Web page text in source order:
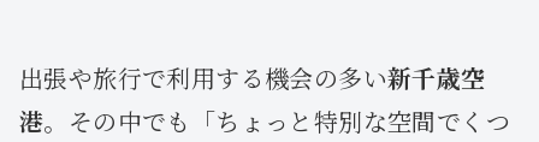
出張や旅行で利用する機会の多い新千歳空
港。その中でも「ちょっと特別な空間でくつ